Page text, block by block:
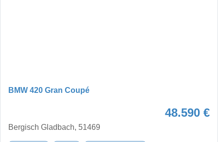
BMW 420 Gran Coupé
48.590 €
Bergisch Gladbach, 51469